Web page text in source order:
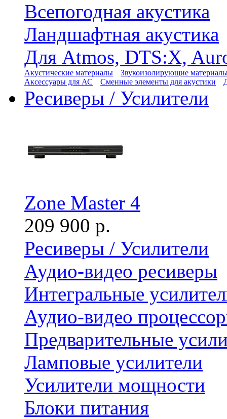
Всепогодная акустика
Ландшафтная акустика
Для Atmos, DTS:X,
Акустические материалы
Звукоизолирующие
Аксессуары для АС
Сменные элементы для акустики
Ресиверы / Усилители
Zone Master 4
209 900 р.
Ресиверы / Усилители
Аудио-видео ресиверы
Интегральные
Аудио-видео
Предварительные
Ламповые усилители
Усилители мощности
Блоки питания